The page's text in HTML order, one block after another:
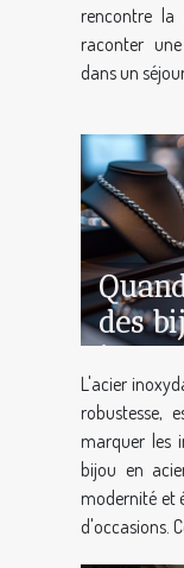
rencontre la
raconter
dans un
des
L'acier
robustesse,
marquer les
bijou en
modernité et
d'occasions.